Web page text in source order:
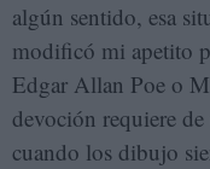
algún sentido, esa
modificó mi apetito
Edgar Allan Poe o
devoción requiere
cuando los dibujo